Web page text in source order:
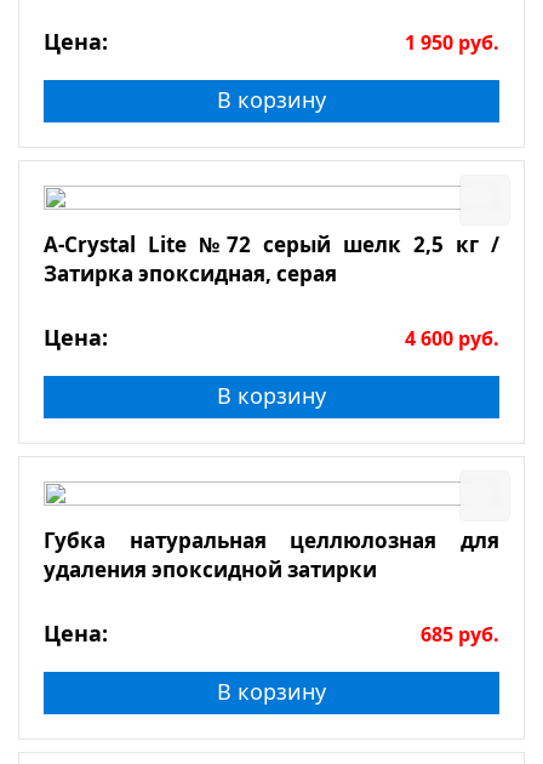
Цена: 1 950 руб.
В корзину
A-Crystal Lite №72 серый шелк 2,5 кг /
Затирка эпоксидная, серая
Цена: 4 600 руб.
В корзину
Губка натуральная целлюлозная для
удаления эпоксидной затирки
Цена: 685 руб.
В корзину